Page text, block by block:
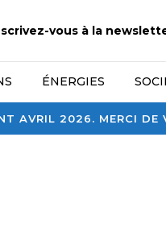
AVRIL 2026. MERCI DE
vous à la
ÉNERGIES